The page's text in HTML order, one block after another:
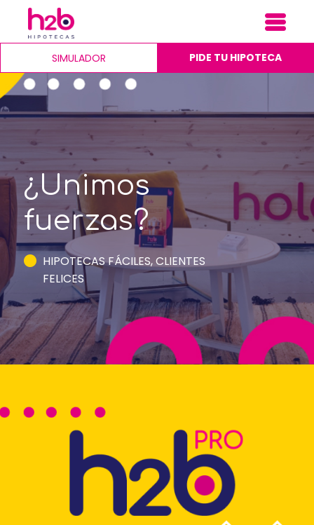
SIMULADOR PIDE TU HIPOTECA
¿Unimos
fuerzas?
HIPOTECAS FÁCILES, CLIENTES
FELICES